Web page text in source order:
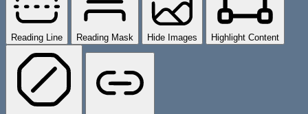
Reading Line Reading Mask Hide Images Highlight Content